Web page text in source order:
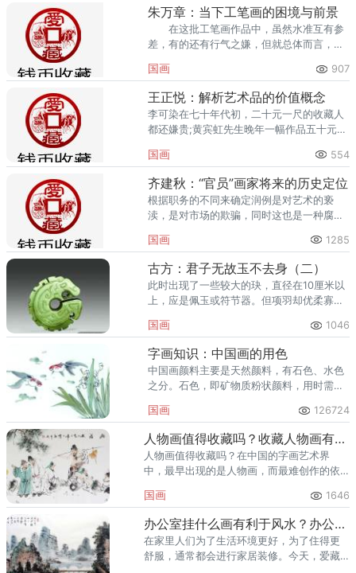
朱万章：当下工笔画的困境与前景
在这批工笔画作品中，虽然水准互有参
差，有的还有行气之嫌，但就总体而言，可
国画 907
王正悦：解析艺术品的价值概念
李可染在七十年代初，二十元一尺的收藏人
都还嫌贵;黄宾虹先生晚年一幅作品五十元无
国画 554
齐建秋：“官员”画家将来的历史定位
根据职务的不同来确定润例是对艺术的亵
渎，是对市场的欺骗，同时这也是一种腐
利。违反上述声明的，本网站将追究其相关
法律责任。
国画 1285
古方：君子无故玉不去身（二）
此时出现了一些较大的玦，直径在10厘米以
上，应是佩玉或符节器。但项羽却优柔寡
积蓄力量，最后击败项羽，夺得天下。
国画 1046
字画知识：中国画的用色
中国画颜料主要是天然颜料，有石色、水色
之分。石色，即矿物质粉状颜料，用时需调
定性能较差，但易与水调和，并较易与墨协
调，如花青、藤黄、胭脂等等。
国画 126724
人物画值得收藏吗？收藏人物画有升值空间吗？
人物画值得收藏吗？在中国的字画艺术界
中，最早出现的是人物画，而最难创作的依
式之一，成为“金融工具”来操作获利是必然
的。
国画 1646
办公室挂什么画有利于风水？办公室挂画注意事项
在家里人们为了生活环境更好，为了住得更
舒服，通常都会进行家居装修。今天，爱藏